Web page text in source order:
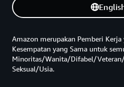
Amazon merupakan Pemberi
Kesempatan yang Sama untuk
Minoritas/Wanita/Difabel/
Seksual/Usia.